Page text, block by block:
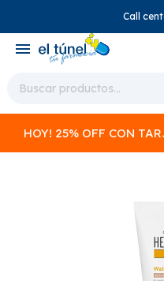
Call
menu
HOY! 25% OFF CON
close